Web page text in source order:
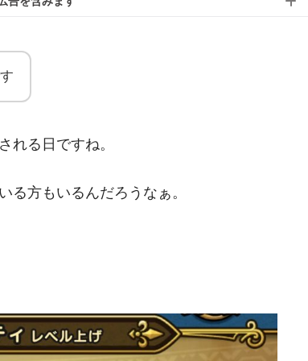
れる日ですね。
る方もいるんだろうなぁ。